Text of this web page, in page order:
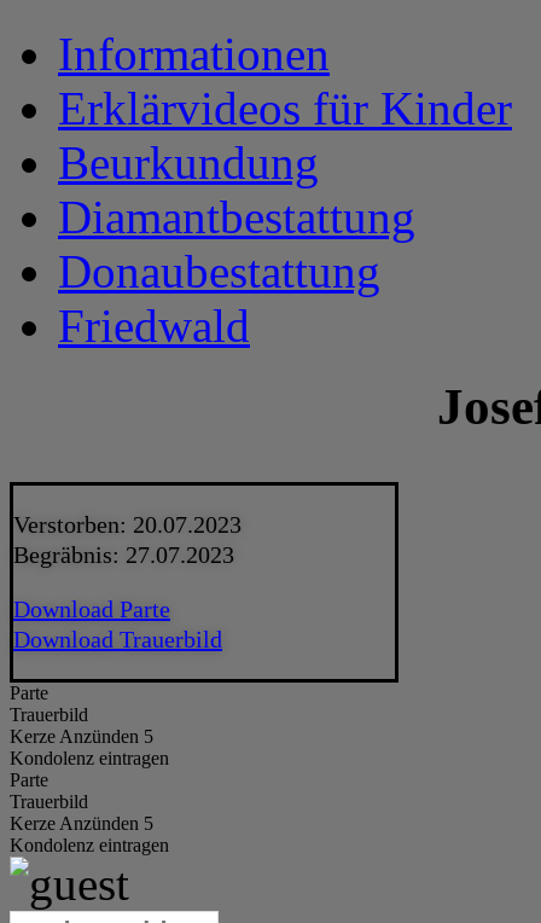
Informationen
Erklärvideos für Kinder
Beurkundung
Diamantbestattung
Donaubestattung
Friedwald
Verstorben: 20.07.2023
Begräbnis: 27.07.2023
Download Parte
Download Trauerbild
Parte
Trauerbild
Kerze Anzünden 5
Kondolenz eintragen
Parte
Trauerbild
Kerze Anzünden 5
Kondolenz eintragen